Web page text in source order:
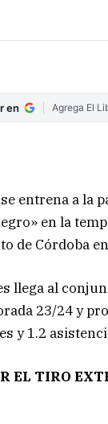
en Agrega El
entrena a la
en la
de Córdoba
llega al
23/24 y
y 1.2
EL TIRO